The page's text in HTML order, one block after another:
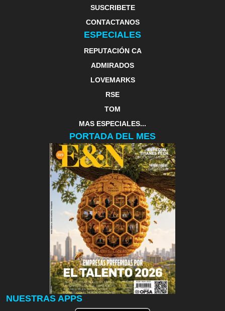
SUSCRIBETE
CONTACTANOS
ESPECIALES
REPUTACIÓN CA
ADMIRADOS
LOVEMARKS
RSE
TOM
MAS ESPECIALES...
PORTADA DEL MES
NUESTRAS APPS